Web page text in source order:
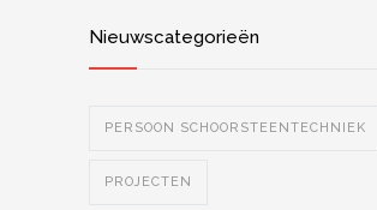
Nieuwscategorieën
PERSOON SCHOORSTEENTECHNIEK
PROJECTEN